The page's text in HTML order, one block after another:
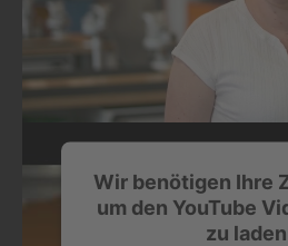
Mehr
Akzeptieren
Wir benötigen Ihre
um den YouTube
zu
Gold wert für die
Die Kundschaft beeindrucken
Belegschaft zeigen, dass man ein
ist? Als Betrieb, der mit der